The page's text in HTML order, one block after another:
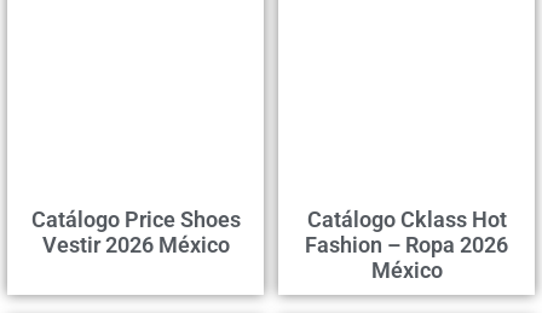
Catálogo Price Shoes
Vestir 2026 México
Catálogo Cklass Hot
Fashion – Ropa 2026
México